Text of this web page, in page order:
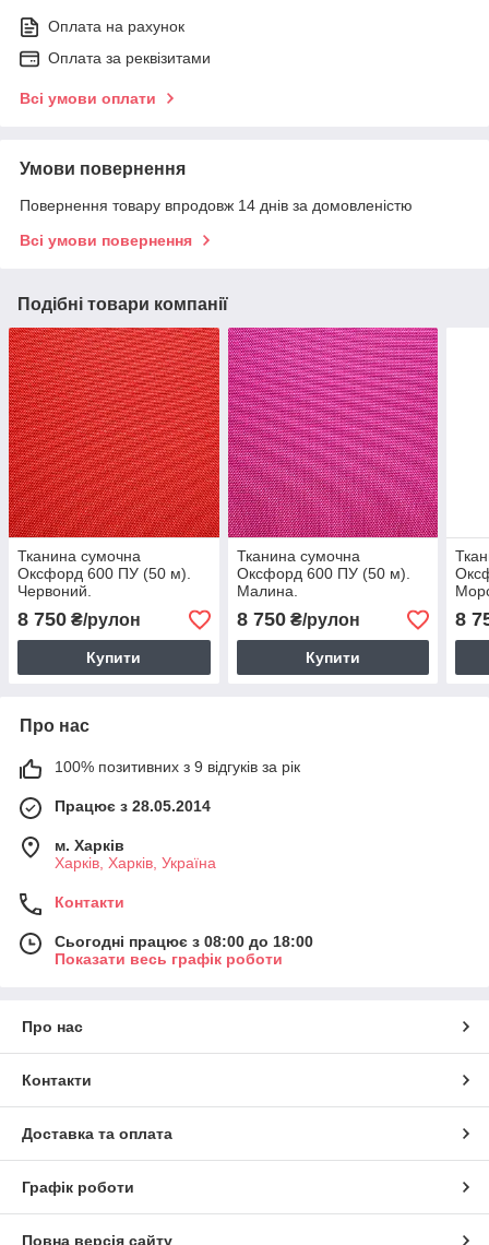
Оплата на рахунок
Оплата за реквізитами
Всі умови оплати
Умови повернення
Повернення товару впродовж 14 днів за домовленістю
Всі умови повернення
Подібні товари компанії
Тканина сумочна
Оксфорд 600 ПУ (50 м).
Червоний.
8 750 ₴/рулон
Купити
Тканина сумочна
Оксфорд 600 ПУ (50 м).
Малина.
8 750₴/рулон
Купити
8
Про нас
100% позитивних з 9 відгуків за рік
Працює з 28.05.2014
м. Харків
Харків, Харків, Україна
Контакти
Сьогодні працює з 08:00 до 18:00
Показати весь графік роботи
Про нас
Контакти
Доставка та оплата
Графік роботи
Повна версія сайту